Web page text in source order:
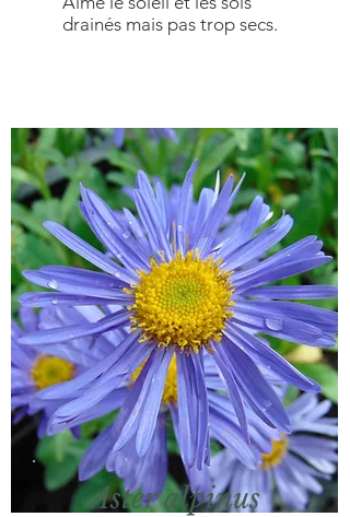
drainés mais pas trop secs.
Aster alpinus